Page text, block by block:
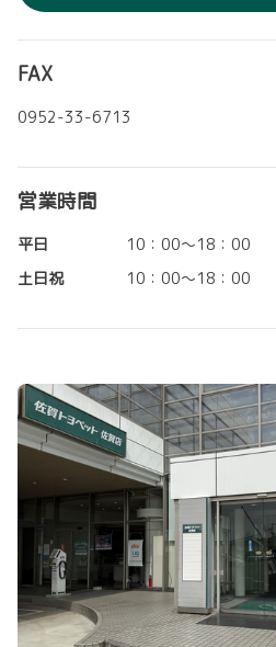
FAX
0952-33-6713
営業時間
平日
10：00～18：00
土日祝
10：00～18：00